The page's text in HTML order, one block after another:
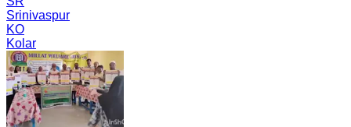
Srinivaspur
KO
Kolar